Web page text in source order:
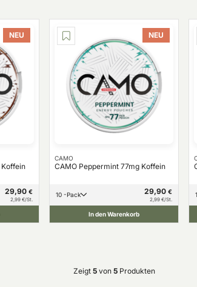
NEU
29,90 €
2,99 €/St.
NEU
CAMO
CAMO Peppermint 77mg Koffein
10 -Pack 29,90€
2,99 €/St.
In den Warenkorb
Zeigt 5von 5 Produkten